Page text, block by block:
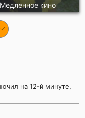
Медленное кино
на 12-й минуте,